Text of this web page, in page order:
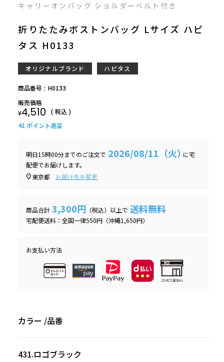
キャリーオンバッグ ショルダーベルト付き
折りたたみボストンバッグ Lサイズ ハピ
タス H0133
オリジナルブランド ハピタス
商品番号
H0133
販売価格
¥4,510
税込
41 ポイント進呈
明日15時00分までのご注文で 2026/08/11（火）に宅
配便でお届けします。
東京都
お届け先を変更
商品合計 3,300円 （税込）以上で 送料無料
宅配便送料：全国一律550円（沖縄1,650円）
お支払い方法
カラー 品番
431.ロゴブラック